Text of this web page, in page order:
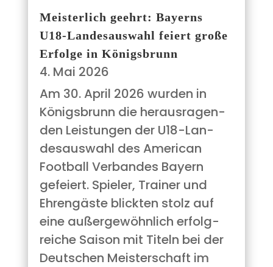
Meis­ter­lich geehrt: Bay­erns
U18-Lan­­des­aus­­wahl fei­ert gro­ße
Erfol­ge in Königsbrunn
4. Mai 2026
Am 30. April 2026 wur­den in
Königs­brunn die her­aus­ra­gen­
den Leis­tun­gen der U18-Lan­­
des­aus­­wahl des Ame­ri­can
Foot­ball Ver­ban­des Bay­ern
gefei­ert. Spie­ler, Trai­ner und
Ehren­gäs­te blick­ten stolz auf
eine außer­ge­wöhn­lich erfolg­
rei­che Sai­son mit Titeln bei der
Deut­schen Meis­ter­schaft im